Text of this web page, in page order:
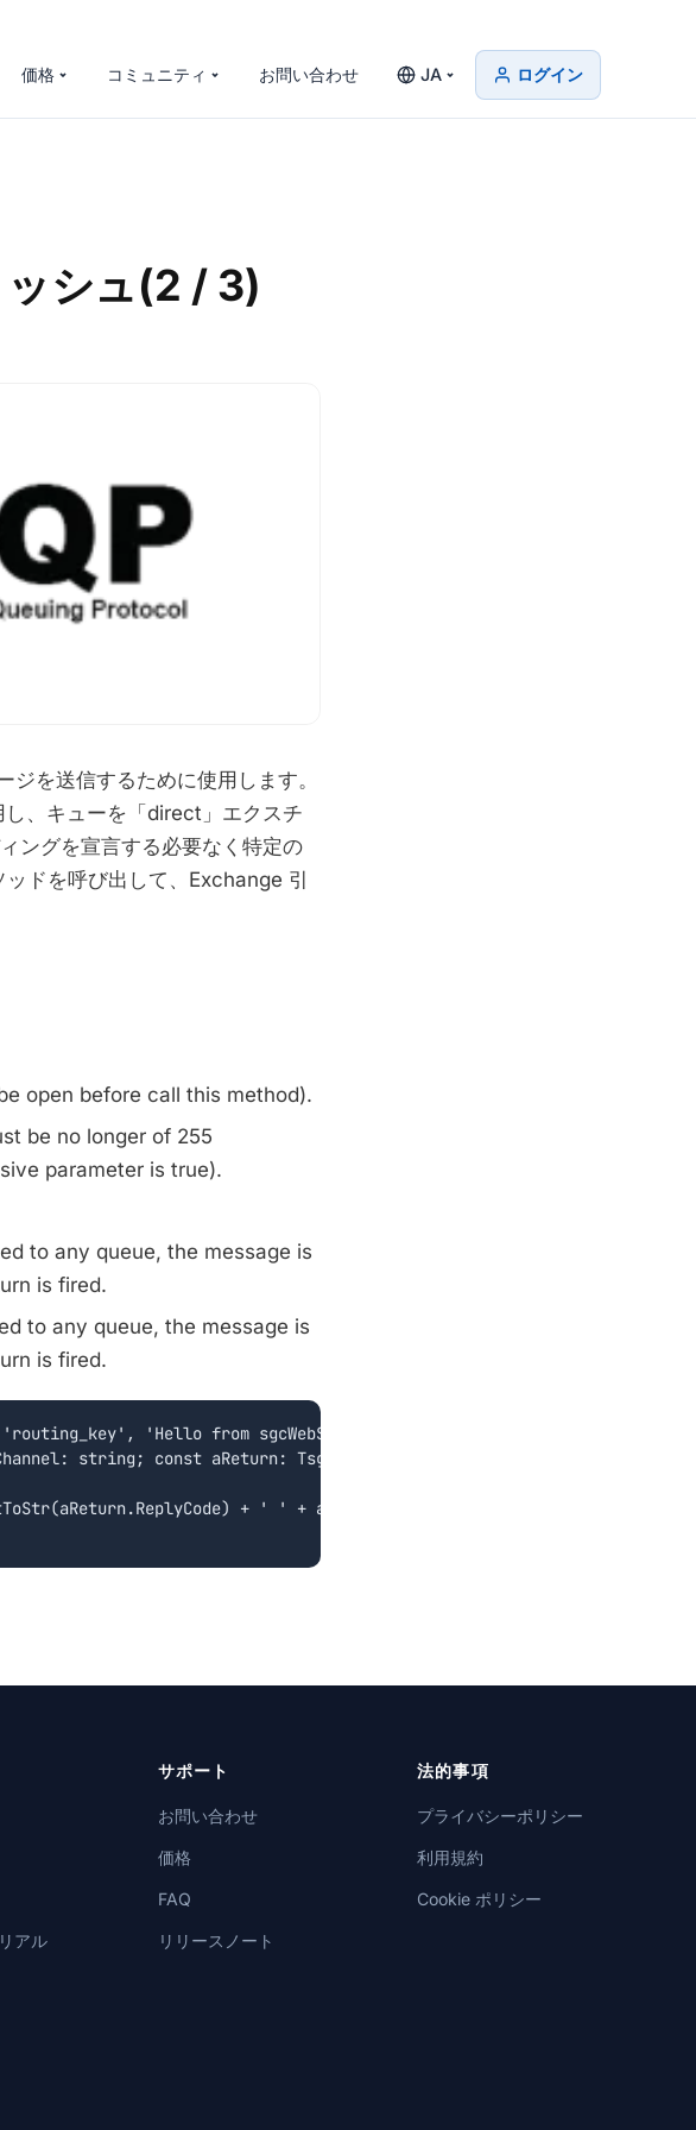
価格 コミュニティ お問い合わせ JA ログイン
シュ(2 / 3)
を送信するために使用します。
、キューを「direct」エクスチ
ングを宣言する必要なく特定の
ドを呼び出して、Exchange 引
open before call this method).
be no longer of 255
parameter is true).
to any queue, the message is
is fired.
to any queue, the message is
is fired.
'routing_key', 'Hello from sgcWebSockets!!!');
string; const aReturn: TsgcAMQPFramePayload_Method_BasicReturn;
+ ' ' + aReturn.ReplyText + ' ' +
アル
サポート
お問い合わせ
価格
FAQ
リリースノート
法的事項
プライバシーポリシー
利用規約
Cookie ポリシー